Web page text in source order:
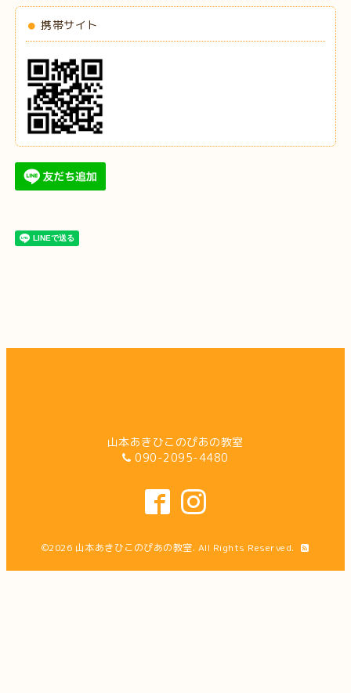
携帯サイト
山本あきひこのぴあの教室
090-2095-4480
©2026 山本あきひこのぴあの教室. All Rights Reserved.